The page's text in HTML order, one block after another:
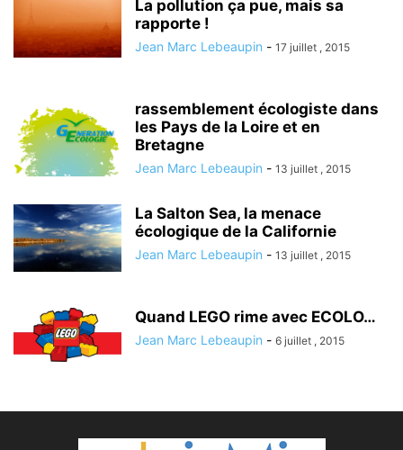
La pollution ça pue, mais sa
rapporte !
Jean Marc Lebeaupin - 17 juillet , 2015
rassemblement écologiste dans
les Pays de la Loire et en
Bretagne
Jean Marc Lebeaupin - 13 juillet , 2015
La Salton Sea, la menace
écologique de la Californie
Jean Marc Lebeaupin - 13 juillet , 2015
Quand LEGO rime avec ECOLO…
Jean Marc Lebeaupin - 6 juillet , 2015